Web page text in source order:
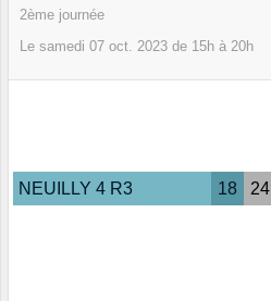
2ème journée
Le samedi 07 oct. 2023 de 15h à 20h
NEUILLY 4 R3 18 24